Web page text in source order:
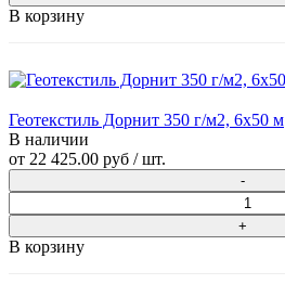
В корзину
Геотекстиль Дорнит 350 г/м2, 6х50 м
В наличии
от 22 425.00 руб / шт.
В корзину